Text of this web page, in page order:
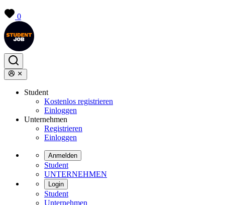
0
Student
Kostenlos registrieren
Einloggen
Unternehmen
Registrieren
Einloggen
Anmelden
Student
UNTERNEHMEN
Login
Student
Unternehmen